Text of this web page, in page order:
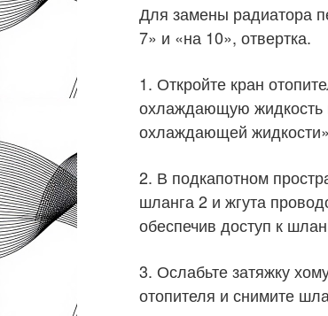
Для замены радиатора
7» и «на 10», отвертка.
1. Откройте кран
охлаждающую жидкость
охлаждающей
2. В подкапотном
шланга 2 и жгута
обеспечив доступ к
3. Ослабьте затяжку
отопителя и снимите